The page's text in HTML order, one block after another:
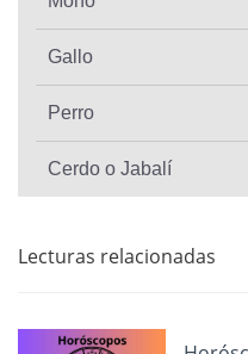
Gallo
Perro
Cerdo o Jabalí
Lecturas relacionadas